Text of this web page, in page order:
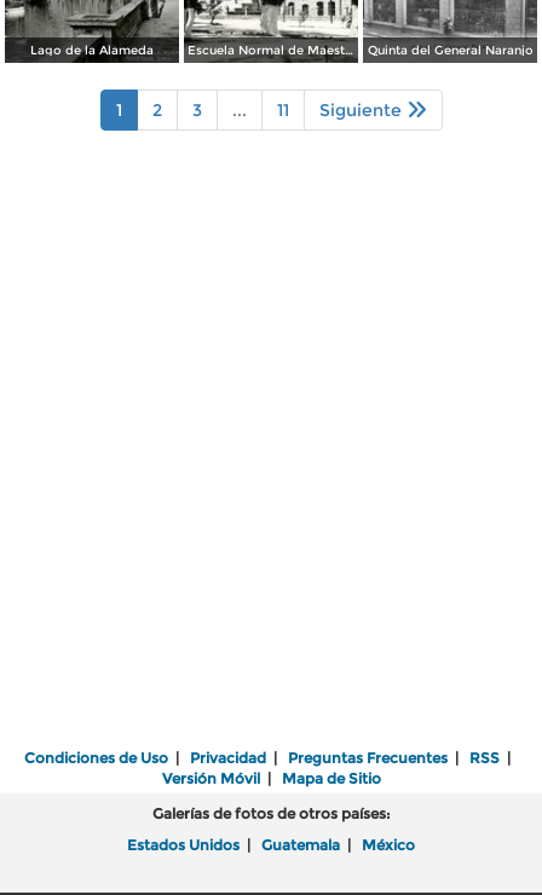
Lago de la Alameda Escuela Normal de Maestros Quinta del General Naranjo
1 2 3 ... 11 Siguiente
Condiciones de Uso | Privacidad | Preguntas Frecuentes | RSS |
Versión Móvil| Mapa de Sitio
Galerías de fotos de otros países:
Estados Unidos | Guatemala | México